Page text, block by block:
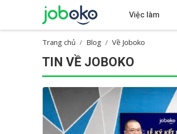
Việc làm
Trang chủ Blog Về Joboko
TIN VỀ JOBOKO